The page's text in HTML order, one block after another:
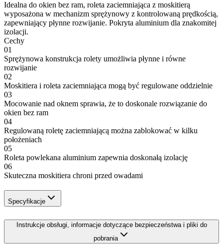
Idealna do okien bez ram, roleta zaciemniająca z moskitierą
wyposażona w mechanizm sprężynowy z kontrolowaną prędkością,
zapewniający płynne rozwijanie. Pokryta aluminium dla znakomitej
izolacji.
Cechy
01
Sprężynowa konstrukcja rolety umożliwia płynne i równe
rozwijanie
02
Moskitiera i roleta zaciemniająca mogą być regulowane oddzielnie
03
Mocowanie nad oknem sprawia, że to doskonale rozwiązanie do
okien bez ram
04
Regulowaną roletę zaciemniającą można zablokować w kilku
położeniach
05
Roleta powlekana aluminium zapewnia doskonałą izolację
06
Skuteczna moskitiera chroni przed owadami
Specyfikacje
Instrukcje obsługi, informacje dotyczące bezpieczeństwa i pliki do
pobrania